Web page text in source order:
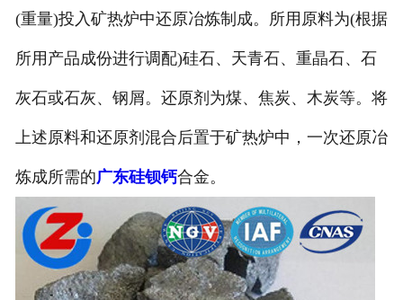
(重量)投入矿热炉中还原冶炼制成。所用原料为(根据
所用产品成份进行调配)硅石、天青石、重晶石、石
灰石或石灰、钢屑。还原剂为煤、焦炭、木炭等。将
上述原料和还原剂混合后置于矿热炉中，一次还原冶
炼成所需的广东硅钡钙合金。